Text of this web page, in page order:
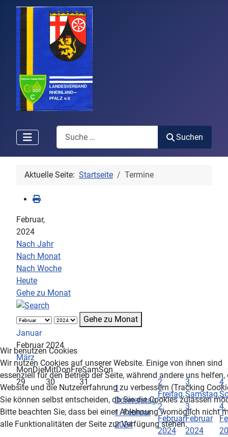
Search
Suchen
Aktuelle Seite: Startseite Termine
Februar,
2024
Nach Jahr
Nach Monat
Nach Woche
Heute
Gehe zu Monat
Gehe zu Monat
Januar
Februar 2024
März
MonDieMitDonFreSamSon
29
30 31
1
Donnerstag,
1. Februar
2024
2
Freitag,
2.
Februar
2024
3
Samstag,
3.
Februar
2024
4
4.
Wir benutzen Cookies
Wir nutzen Cookies auf unserer Website. Einige von ihnen sind
essenziell für den Betrieb der Seite, während andere uns helfen,
Website und die Nutzererfahrung zu verbessern (Tracking
Sie können selbst entscheiden, ob Sie die Cookies zulassen
Bitte beachten Sie, dass bei einer Ablehnung womöglich nicht
alle Funktionalitäten der Seite zur Verfügung stehen.